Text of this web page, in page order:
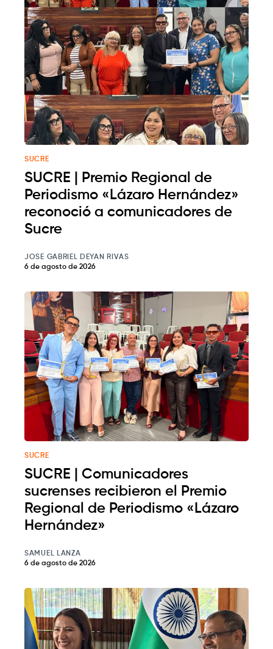
SUCRE
SUCRE | Premio Regional de
Periodismo «Lázaro Hernández»
reconoció a comunicadores de
Sucre
JOSE GABRIEL DEYAN RIVAS
6 de agosto de 2026
SUCRE
SUCRE | Comunicadores
sucrenses recibieron el Premio
Regional de Periodismo «Lázaro
Hernández»
SAMUEL LANZA
6 de agosto de 2026